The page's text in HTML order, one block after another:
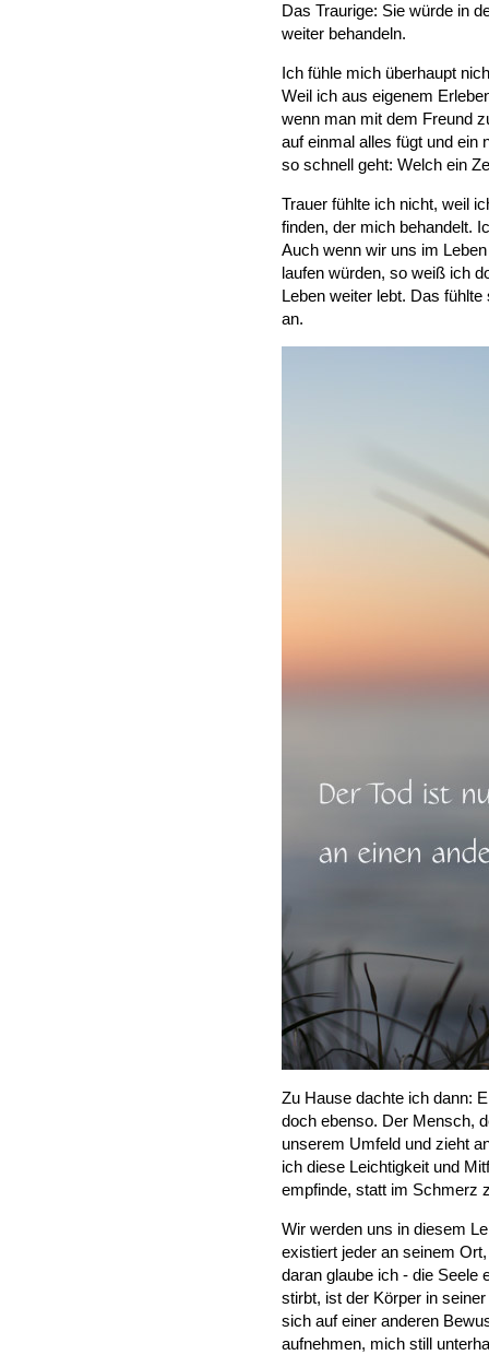
Das Traurige: Sie würde in
weiter behandeln.
Ich fühle mich überhaupt
Weil ich aus eigenem
wenn man mit dem Freund
auf einmal alles fügt und ein
so schnell geht: Welch ein
Trauer fühlte ich nicht, weil
finden, der mich behandelt.
Auch wenn wir uns im
laufen würden, so weiß ich
Leben weiter lebt. Das
an.
Zu Hause dachte ich dann:
doch ebenso. Der Mensch,
unserem Umfeld und zieht
ich diese Leichtigkeit und
empfinde, statt im Schmerz
Wir werden uns in diesem
existiert jeder an seinem
daran glaube ich - die Seele
stirbt, ist der Körper in
sich auf einer anderen
aufnehmen, mich still